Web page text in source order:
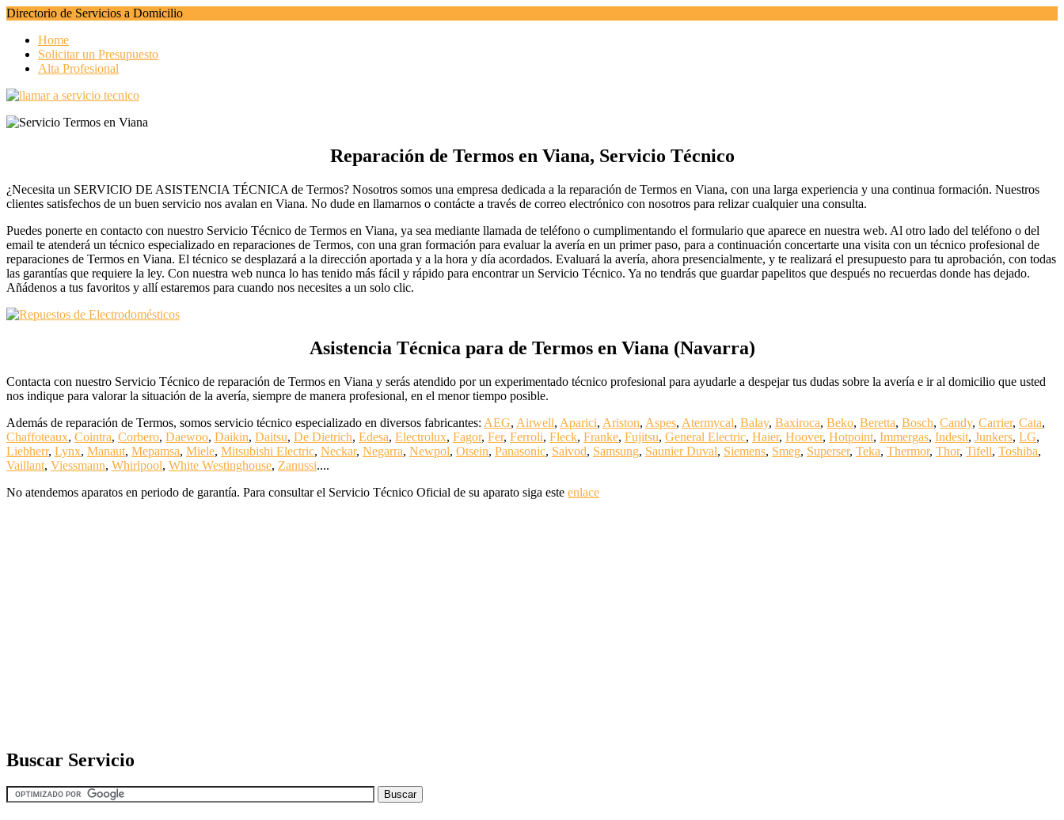
Directorio de Servicios a Domicilio
Home
Solicitar un Presupuesto
Alta Profesional
Reparación de Termos en Viana, Servicio Técnico
¿Necesita un SERVICIO DE ASISTENCIA TÉCNICA de Termos? Nosotros somos una empresa dedicada a la reparación de Termos en Viana, con una larga experiencia y una continua formación. Nuestros
clientes satisfechos de un buen servicio nos avalan en Viana. No dude en llamarnos o contácte a través de correo electrónico con nosotros para relizar cualquier una consulta.
Puedes ponerte en contacto con nuestro Servicio Técnico de Termos en Viana, ya sea mediante llamada de teléfono o cumplimentando el formulario que aparece en nuestra web. Al otro lado del teléfono o del
email te atenderá un técnico especializado en reparaciones de Termos, con una gran formación para evaluar la avería en un primer paso, para a continuación concertarte una visita con un técnico profesional de
reparaciones de Termos en Viana. El técnico se desplazará a la dirección aportada y a la hora y día acordados. Evaluará la avería, ahora presencialmente, y te realizará el presupuesto para tu aprobación, con todas
las garantías que requiere la ley. Con nuestra web nunca lo has tenido más fácil y rápido para encontrar un Servicio Técnico. Ya no tendrás que guardar papelitos que después no recuerdas donde has dejado.
Añádenos a tus favoritos y allí estaremos para cuando nos necesites a un solo clic.
Asistencia Técnica para de Termos en Viana (Navarra)
Contacta con nuestro Servicio Técnico de reparación de Termos en Viana y serás atendido por un experimentado técnico profesional para ayudarle a despejar tus dudas sobre la avería e ir al domicilio que usted
nos indique para valorar la situación de la avería, siempre de manera profesional, en el menor tiempo posible.
Además de reparación de Termos, somos servicio técnico especializado en diversos fabricantes: AEG, Airwell, Aparici, Ariston, Aspes, Atermycal, Balay, Baxiroca, Beko, Beretta, Bosch, Candy, Carrier, Cata,
Chaffoteaux, Cointra, Corbero, Daewoo, Daikin, Daitsu, De Dietrich, Edesa, Electrolux, Fagor, Fer, Ferroli, Fleck, Franke, Fujitsu, General Electric, Haier, Hoover, Hotpoint, Immergas, Indesit, Junkers, LG,
Liebherr, Lynx, Manaut, Mepamsa, Miele, Mitsubishi Electric, Neckar, Negarra, Newpol, Otsein, Panasonic, Saivod, Samsung, Saunier Duval, Siemens, Smeg, Superser, Teka, Thermor, Thor, Tifell, Toshiba,
Vaillant, Viessmann, Whirlpool, White Westinghouse, Zanussi....
No atendemos aparatos en periodo de garantía. Para consultar el Servicio Técnico Oficial de su aparato siga este enlace
Buscar Servicio